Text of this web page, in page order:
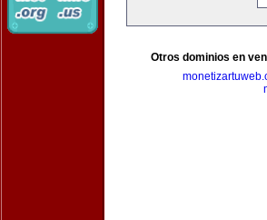
Otros dominios en